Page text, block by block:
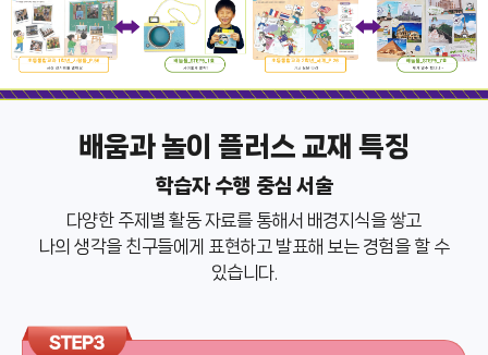
배움과 놀이 플러스 교재 특징
학습자 수행 중심 서술
다양한 주제별 활동 자료를 통해서 배경지식을 쌓고
나의 생각을 친구들에게 표현하고 발표해 보는 경험을 할 수
있습니다.